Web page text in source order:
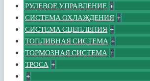
РУЛЕВОЕ УПРАВЛЕНИЕ +
СИСТЕМА ОХЛАЖДЕНИЯ +
СИСТЕМА СЦЕПЛЕНИЯ +
ТОПЛИВНАЯ СИСТЕМА +
ТОРМОЗНАЯ СИСТЕМА +
ТРОСА +
+